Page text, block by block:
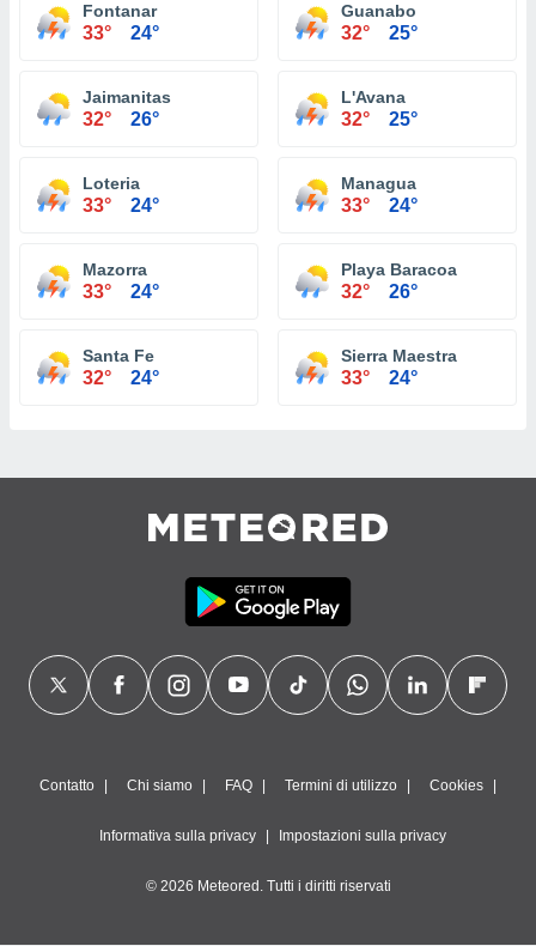
Fontanar
33° 24°
Guanabo
32° 25°
Jaimanitas
32° 26°
L'Avana
32° 25°
Loteria
33° 24°
Managua
33° 24°
Mazorra
33° 24°
Playa Baracoa
32° 26°
Santa Fe
32° 24°
Sierra Maestra
33° 24°
Contatto Chi siamo FAQ Termini di utilizzo Cookies
Informativa sulla privacy Impostazioni sulla privacy
© 2026 Meteored. Tutti i diritti riservati